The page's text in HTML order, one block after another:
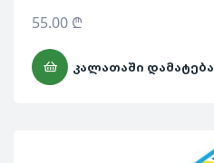
55.00 ₾
ᲙᲐᲚᲐᲗᲐᲨᲘ ᲓᲐᲛᲐᲢᲔᲑᲐ